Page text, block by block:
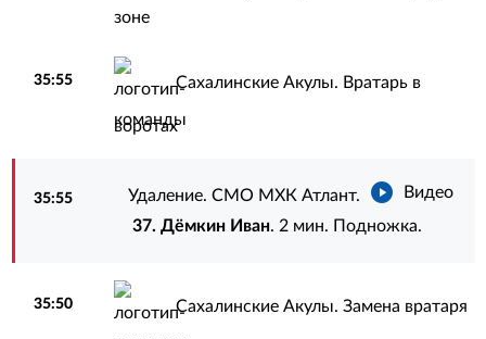
зоне
35:55 Сахалинские Акулы. Вратарь в
воротах
35:55 Видео
Удаление. СМО МХК Атлант.
37. Дёмкин Иван. 2 мин. Подножка.
35:50 Сахалинские Акулы. Замена вратаря